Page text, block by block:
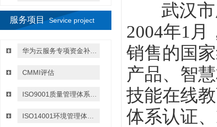
服务项目 Service project
CMMI评估
武汉市
2004年1 月
销售的国
产品、智
技能在线
体系认证、